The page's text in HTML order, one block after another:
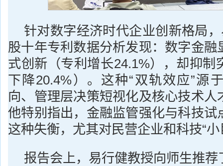
针对数字经济时代企业创新格局
股十年专利数据分析发现：数字金融
式创新（专利增长24.1%），却抑制
下降20.4%）。这种“双轨效应”源
向、管理层决策短视化及核心技术人
他特别指出，金融监管强化与科技试
这种失衡，尤其对民营企业和科技“
报告会上，易行健教授向师生推